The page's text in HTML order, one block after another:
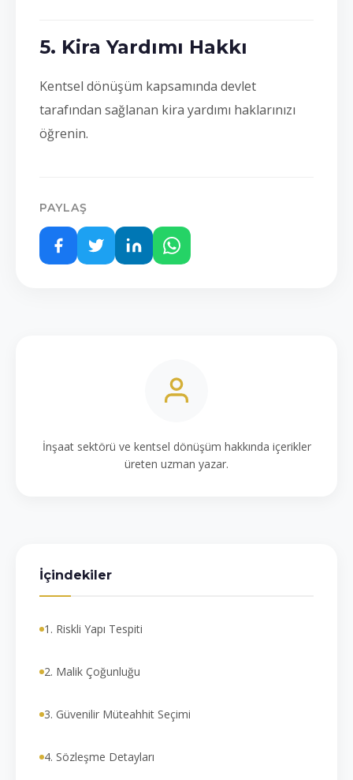
5. Kira Yardımı Hakkı
Kentsel dönüşüm kapsamında devlet
tarafından sağlanan kira yardımı haklarınızı
öğrenin.
PAYLAŞ
İnşaat sektörü ve kentsel dönüşüm hakkında içerikler
üreten uzman yazar.
İçindekiler
1. Riskli Yapı Tespiti
2. Malik Çoğunluğu
3. Güvenilir Müteahhit Seçimi
4. Sözleşme Detayları